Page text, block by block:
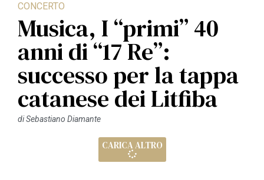
CONCERTO
Musica, I “primi” 40
anni di “17 Re”:
successo per la tappa
catanese dei Litfiba
diSebastiano Diamante
CARICA ALTRO